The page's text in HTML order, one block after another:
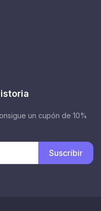
un cupón de 10%
Suscribir